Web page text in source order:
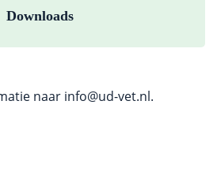
Downloads
naar info@ud-vet.nl.